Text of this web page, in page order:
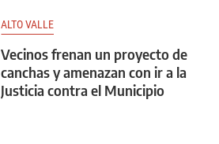
ALTO VALLE
Vecinos frenan un proyecto de
canchas y amenazan con ir a la
Justicia contra el Municipio